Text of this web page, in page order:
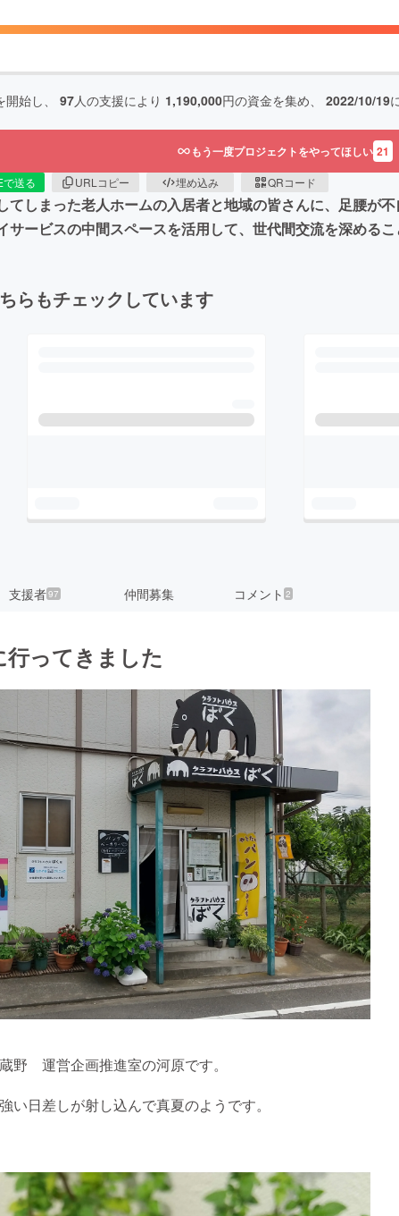
開始し、 97人の支援により 1,190,000円の資金を集め、 2022/10/19
もう一度プロジェクトをやってほしい 21
で送る URLコピー 埋め込み QRコード
てしまった老人ホームの入居者と地域の皆さんに、足腰が
ービスの中間スペースを活用して、世代間交流を深めるこ
らもチェックしています
支援者97 仲間募集 コメント 2
ってきました
野 運営企画推進室の河原です。
日差しが射し込んで真夏のようです。